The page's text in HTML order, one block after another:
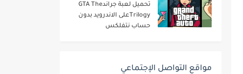
تحميل لعبة جراندGTA The
Trilogyعلى الاندرويد بدون
حساب نتفلكس
مواقع التواصل الإجتماعي